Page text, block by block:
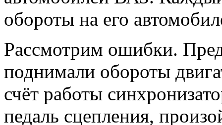
обороты на его
Рассмотрим ошибки.
поднимали обороты
счёт работы
педаль сцепления,